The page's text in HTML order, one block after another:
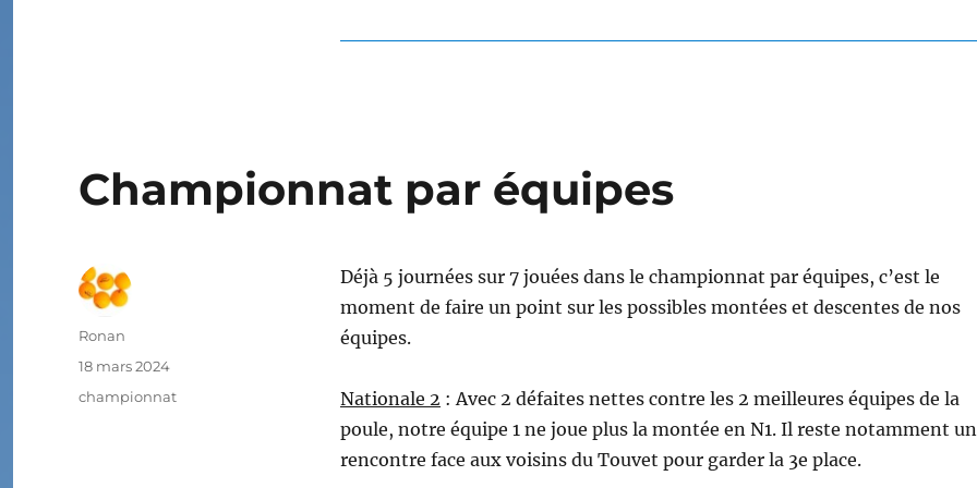
Championnat par équipes
Déjà 5 journées sur 7 jouées dans le championnat par équipes, c’est le
moment de faire un point sur les possibles montées et descentes de nos
équipes.
Nationale 2 : Avec 2 défaites nettes contre les 2 meilleures équipes de la
poule, notre équipe 1 ne joue plus la montée en N1. Il reste notamment
rencontre face aux voisins du Touvet pour garder la 3e place.
Auteur
Ronan
Publié
le
18 mars 2024
Étiquettes
championnat